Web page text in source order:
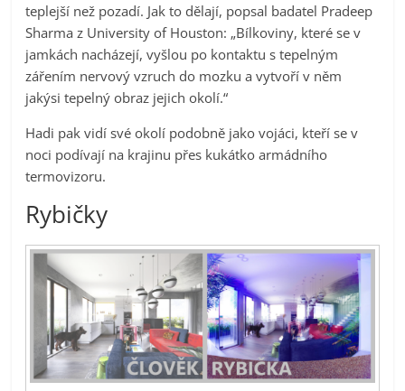
teplejší než pozadí. Jak to dělají, popsal badatel Pradeep
Sharma z University of Houston: „Bílkoviny, které se v
jamkách nacházejí, vyšlou po kontaktu s tepelným
zářením nervový vzruch do mozku a vytvoří v něm
jakýsi tepelný obraz jejich okolí.“
Hadi pak vidí své okolí podobně jako vojáci, kteří se v
noci podívají na krajinu přes kukátko armádního
termovizoru.
Rybičky